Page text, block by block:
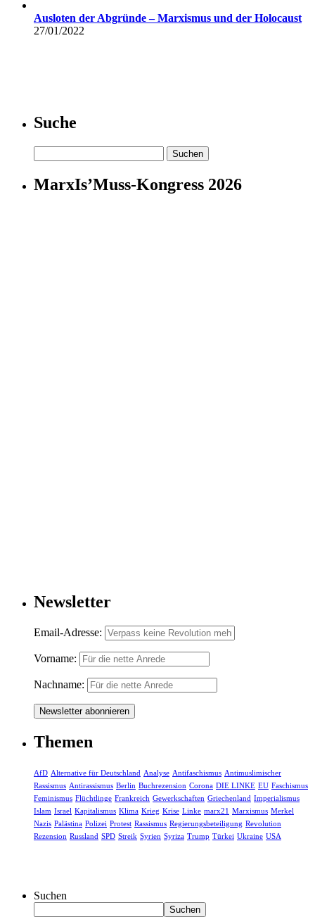
Ausloten der Abgründe – Marxismus und der Holocaust
27/01/2022
Suche
nach:
MarxIs’Muss-Kongress 2026
Newsletter
Email-Adresse:
Vorname:
Nachname:
Themen
AfD Alternative für Deutschland Analyse Antifaschismus Antimuslimischer
Rassismus Antirassismus Berlin Buchrezension Corona DIE LINKE EU Faschismus
Feminismus Flüchtlinge Frankreich Gewerkschaften Griechenland Imperialismus
Islam Israel Kapitalismus Klima Krieg Krise Linke marx21 Marxismus Merkel
Nazis Palästina Polizei Protest Rassismus Regierungsbeteiligung Revolution
Rezension Russland SPD Streik Syrien Syriza Trump Türkei Ukraine USA
Suchen
Suchen